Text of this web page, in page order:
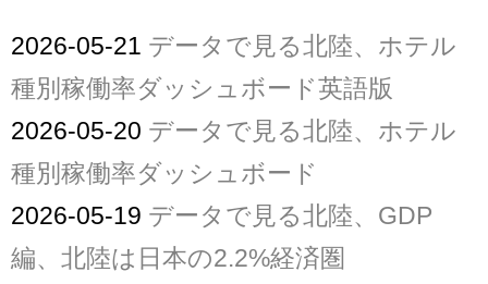
2026-05-21 データで見る北陸、ホテル
種別稼働率ダッシュボード英語版
2026-05-20 データで見る北陸、ホテル
種別稼働率ダッシュボード
2026-05-19 データで見る北陸、GDP
編、北陸は日本の2.2%経済圏